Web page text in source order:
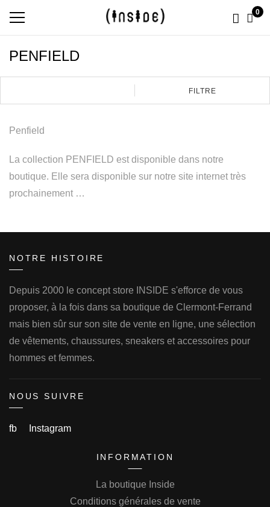
0
PENFIELD
FILTRE
Penfield
La collection PENFIELD est disponible dans notre
boutique. Elle sera disponible sur notre site internet très
prochainement …
NOTRE HISTOIRE
Depuis 2000 le concept store INSIDE s'efforce de vous
proposer, à la fois dans sa boutique de Clermont-Ferrand
mais bien sûr sur son site de vente en ligne, une sélection
de vêtements, chaussures, sneakers et accessoires pour
hommes et femmes.
NOUS SUIVRE
fb Instagram
INFORMATION
La boutique Inside
Conditions générales de vente